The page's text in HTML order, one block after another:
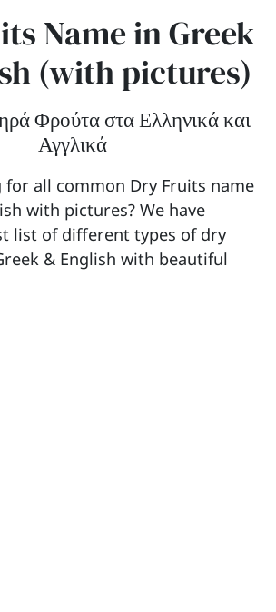
Name in Greek
(with pictures)
Φρούτα στα Ελληνικά και
Αγγλικά
all common Dry Fruits name
with pictures? We have
list of different types of dry
& English with beautiful